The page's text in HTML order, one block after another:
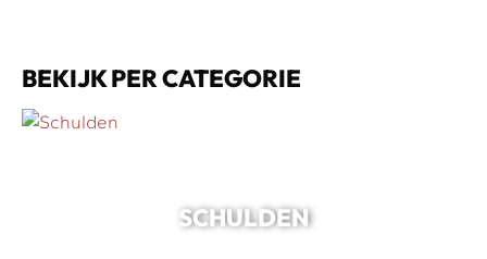
BEKIJK PER CATEGORIE
SCHULDEN